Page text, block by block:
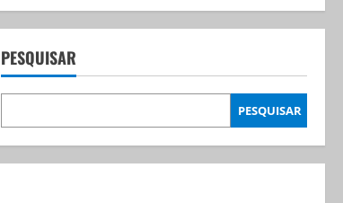
PESQUISAR
PESQUISAR